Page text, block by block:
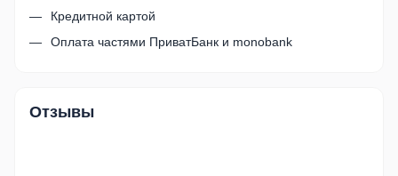
Кредитной картой
Оплата частями ПриватБанк и monobank
Отзывы